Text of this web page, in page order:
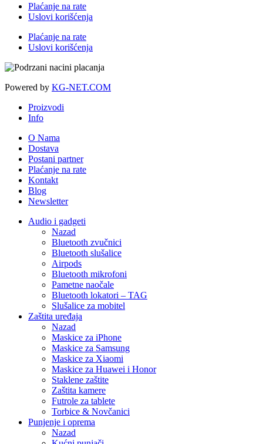
Plaćanje na rate
Uslovi korišćenja
Plaćanje na rate
Uslovi korišćenja
Powered by KG-NET.COM
Proizvodi
Info
O Nama
Dostava
Postani partner
Plaćanje na rate
Kontakt
Blog
Newsletter
Audio i gadgeti
Nazad
Bluetooth zvučnici
Bluetooth slušalice
Airpods
Bluetooth mikrofoni
Pametne naočale
Bluetooth lokatori – TAG
Slušalice za mobitel
Zaštita uređaja
Nazad
Maskice za iPhone
Maskice za Samsung
Maskice za Xiaomi
Maskice za Huawei i Honor
Staklene zaštite
Zaštita kamere
Futrole za tablete
Torbice & Novčanici
Punjenje i oprema
Nazad